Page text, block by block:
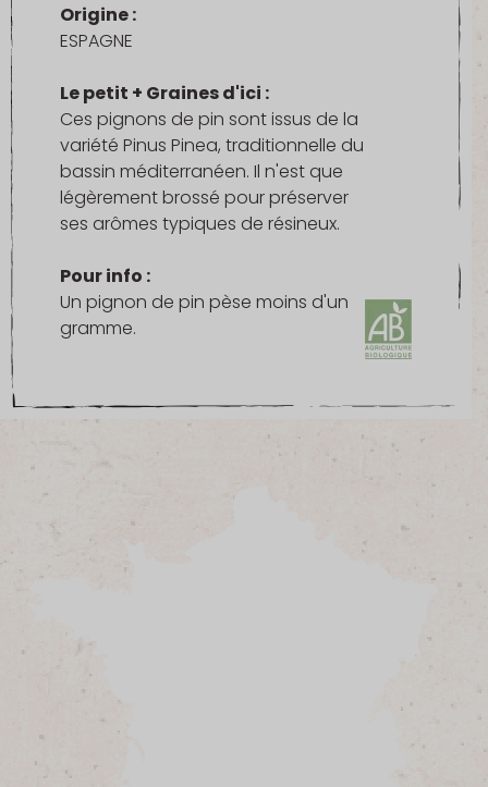
Origine :
ESPAGNE
Le petit + Graines d'ici :
Ces pignons de pin sont issus de la
variété Pinus Pinea, traditionnelle du
bassin méditerranéen. Il n'est que
légèrement brossé pour préserver
ses arômes typiques de résineux.
Pour info :
Un pignon de pin pèse moins d'un
gramme.